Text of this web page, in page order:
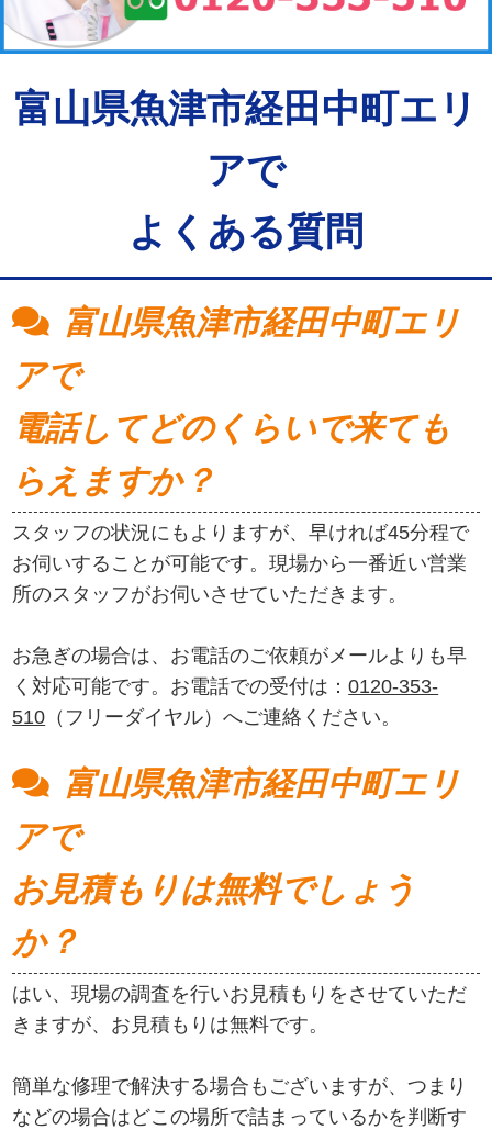
富山県魚津市経田中町エリ
アで
よくある質問
富山県魚津市経田中町エリ
アで
電話してどのくらいで来ても
らえますか？
スタッフの状況にもよりますが、早ければ45分程で
お伺いすることが可能です。現場から一番近い営業
所のスタッフがお伺いさせていただきます。
お急ぎの場合は、お電話のご依頼がメールよりも早
く対応可能です。お電話での受付は：0120-353-
510 （フリーダイヤル）へご連絡ください。
富山県魚津市経田中町エリ
アで
お見積もりは無料でしょう
か？
はい、現場の調査を行いお見積もりをさせていただ
きますが、お見積もりは無料です。
簡単な修理で解決する場合もございますが、つまり
などの場合はどこの場所で詰まっているかを判断す